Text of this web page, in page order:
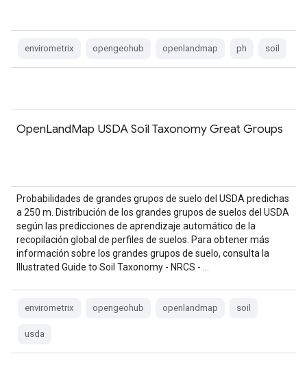
envirometrix opengeohub openlandmap ph soil
OpenLandMap USDA Soil Taxonomy Great Groups
Probabilidades de grandes grupos de suelo del USDA predichas
a 250 m. Distribución de los grandes grupos de suelos del USDA
según las predicciones de aprendizaje automático de la
recopilación global de perfiles de suelos. Para obtener más
información sobre los grandes grupos de suelo, consulta la
Illustrated Guide to Soil Taxonomy - NRCS - …
envirometrix opengeohub openlandmap soil
usda